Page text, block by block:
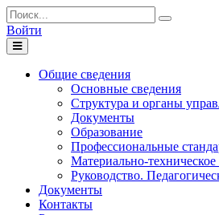
Войти
Toggle
navigation
Общие сведения
Основные сведения
Структура и органы
Документы
Образование
Профессиональные
Материально-техническое
Руководство.
Документы
Контакты